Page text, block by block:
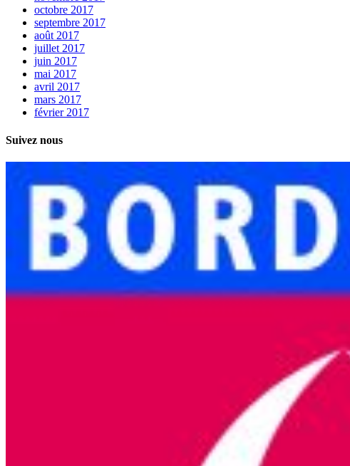
octobre 2017
septembre 2017
août 2017
juillet 2017
juin 2017
mai 2017
avril 2017
mars 2017
février 2017
Suivez nous